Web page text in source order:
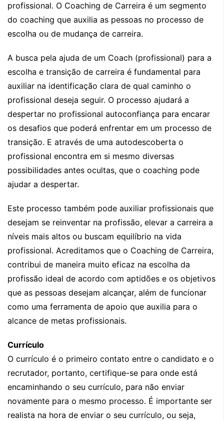
profissional. O Coaching de Carreira é um segmento
do coaching que auxilia as pessoas no processo de
escolha ou de mudança de carreira.
A busca pela ajuda de um Coach (profissional) para a
escolha e transição de carreira é fundamental para
auxiliar na identificação clara de qual caminho o
profissional deseja seguir. O processo ajudará a
despertar no profissional autoconfiança para encarar
os desafios que poderá enfrentar em um processo de
transição. E através de uma autodescoberta o
profissional encontra em si mesmo diversas
possibilidades antes ocultas, que o coaching pode
ajudar a despertar.
Este processo também pode auxiliar profissionais que
desejam se reinventar na profissão, elevar a carreira a
níveis mais altos ou buscam equilíbrio na vida
profissional. Acreditamos que o Coaching de Carreira,
contribui de maneira muito eficaz na escolha da
profissão ideal de acordo com aptidões e os objetivos
que as pessoas desejam alcançar, além de funcionar
como uma ferramenta de apoio que auxilia para o
alcance de metas profissionais.
Currículo
O currículo é o primeiro contato entre o candidato e o
recrutador, portanto, certifique-se para onde está
encaminhando o seu currículo, para não enviar
novamente para o mesmo processo. É importante ser
realista na hora de enviar o seu currículo, ou seja,